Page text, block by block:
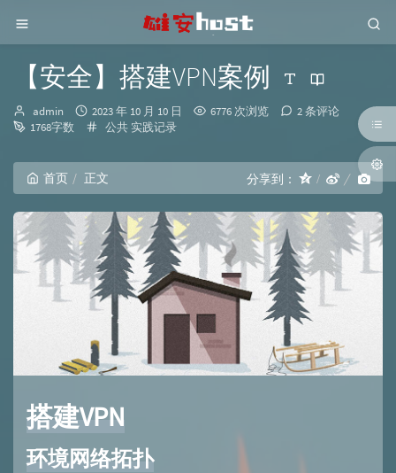
【安全】搭建VPN案例
博
主：
admin
发
布
2023 年 10 月 10 日 6776 次浏览
2 条评论
1768字数
分
公共实践记录
首页 正文 分享到：
搭建VPN
环境网络拓扑